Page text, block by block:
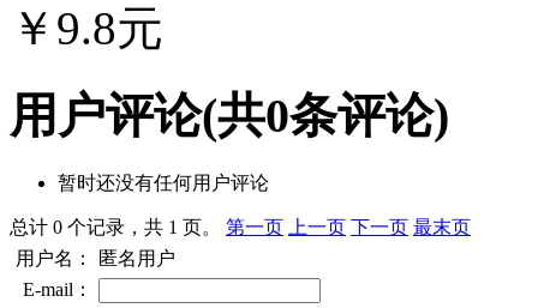
￥9.8元
用户评论(共0条评论)
暂时还没有任何用户评论
总计 0 个记录，共 1 页。 第一页 上一页 下一页 最末页
用户名：
匿名用户
E-mail：